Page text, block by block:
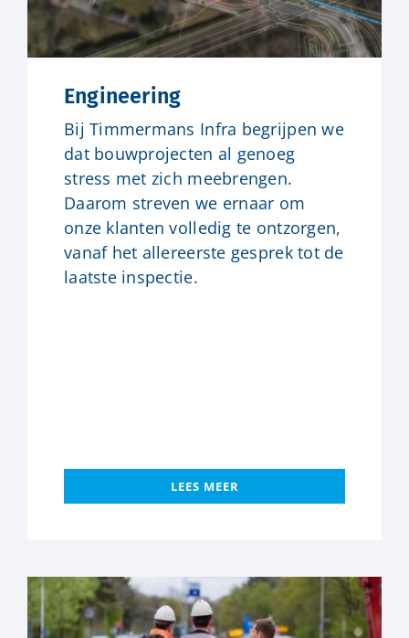
Engineering
Bij Timmermans Infra begrijpen we
dat bouwprojecten al genoeg
stress met zich meebrengen.
Daarom streven we ernaar om
onze klanten volledig te ontzorgen,
vanaf het allereerste gesprek tot de
laatste inspectie.
LEES MEER